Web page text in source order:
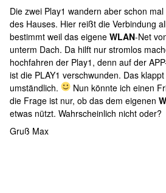
Die zwei Play1 wandern aber schon
des Hauses. Hier reißt die Verbindung
bestimmt weil das eigene WLAN-Net
unterm Dach. Da hilft nur stromlos
hochfahren der Play1, denn auf der
ist die PLAY1 verschwunden. Das
umständlich.
Nun könnte ich einen
die Frage ist nur, ob das dem eigenen
etwas nützt. Wahrscheinlich nicht oder?
Gruß Max